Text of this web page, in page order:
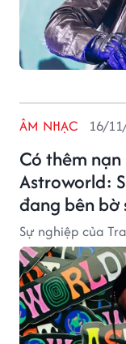
Có thêm
Astroworld:
đang bên bờ
ÂM NHẠC 16/
Sự nghiệp của